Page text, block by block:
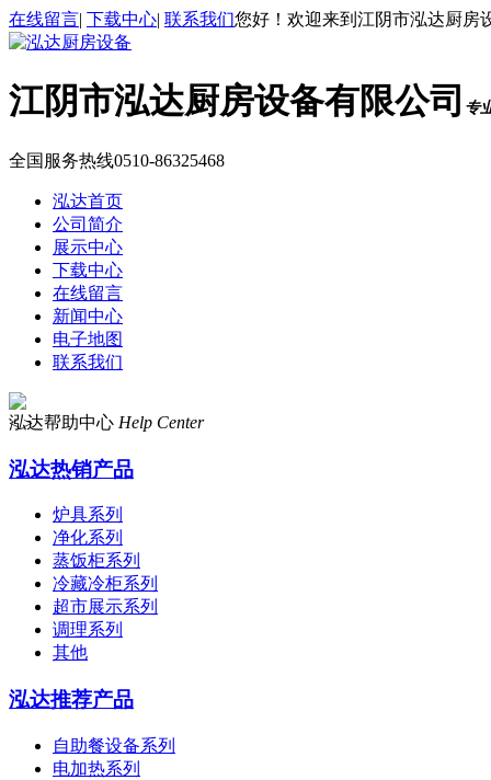
在线留言| 下载中心| 联系我们您好！欢迎来到江阴市泓达厨房
江阴市泓达厨房设备有限公司 专
全国服务热线0510-86325468
泓达首页
公司简介
展示中心
下载中心
在线留言
新闻中心
电子地图
联系我们
< >
泓达帮助中心 Help Center
泓达热销产品
炉具系列
净化系列
蒸饭柜系列
冷藏冷柜系列
超市展示系列
调理系列
其他
泓达推荐产品
自助餐设备系列
电加热系列